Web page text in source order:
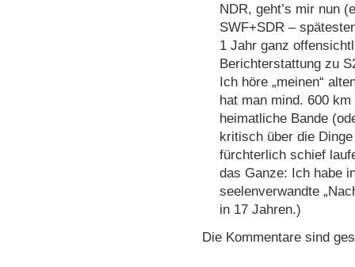
NDR, geht’s mir nun
SWF+SDR –
1 Jahr ganz
Berichterstattung zu
Ich höre „meinen“
hat man mind. 600
heimatliche Bande
kritisch über die
fürchterlich schief
das Ganze: Ich habe
seelenverwandte
in 17 Jahren.)
Die Kommentare sind